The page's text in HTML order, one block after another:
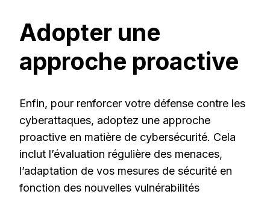
Adopter une
approche proactive
Enfin, pour renforcer votre défense contre les
cyberattaques, adoptez une approche
proactive en matière de cybersécurité. Cela
inclut l’évaluation régulière des menaces,
l’adaptation de vos mesures de sécurité en
fonction des nouvelles vulnérabilités